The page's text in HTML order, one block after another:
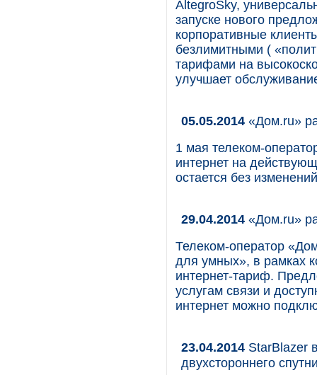
AltegroSky,
запуске нового
корпоративные
безлимитными (
тарифами на
улучшает
05.05.2014 «Дом.ru»
1 мая телеком-
интернет на
остается без
29.04.2014 «Дом.ru»
Телеком-оператор
для умных», в рамках
интернет-тариф.
услугам связи и
интернет можно
23.04.2014 StarBlazer
двухстороннего